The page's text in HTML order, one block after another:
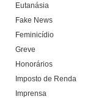
Eutanásia
Fake News
Feminicídio
Greve
Honorários
Imposto de Renda
Imprensa